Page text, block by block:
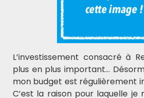
généreusement !
suite à l’impression de votre
visionnage de différents autres
fait une ébauche de document
addition au balai ! Je voudrais
joindre, cela pourrait intéresser
mais je ne sais pas comment
moins joli que les vôtres,
L’investissement consacré à
plus en plus important…
mon budget est régulièrement
C’est la raison pour laquelle